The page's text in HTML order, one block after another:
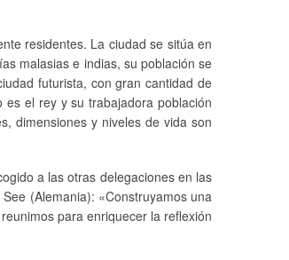
residentes. La ciudad se sitúa en
malasias e indias, su población se
futurista, con gran cantidad de
el rey y su trabajadora población
dimensiones y niveles de vida son
a las otras delegaciones en las
(Alemania): «Construyamos una
para enriquecer la reflexión